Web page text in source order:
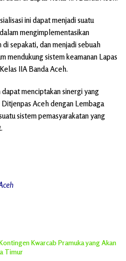
ini dapat menjadi suatu
mengimplementasikan
sepakati, dan menjadi sebuah
mendukung sistem keamanan Lapas
IIA Banda Aceh.
menciptakan sinergi yang
Aceh dengan Lembaga
sistem pemasyarakatan yang
Kwarcab Pramuka yang Akan
Timur